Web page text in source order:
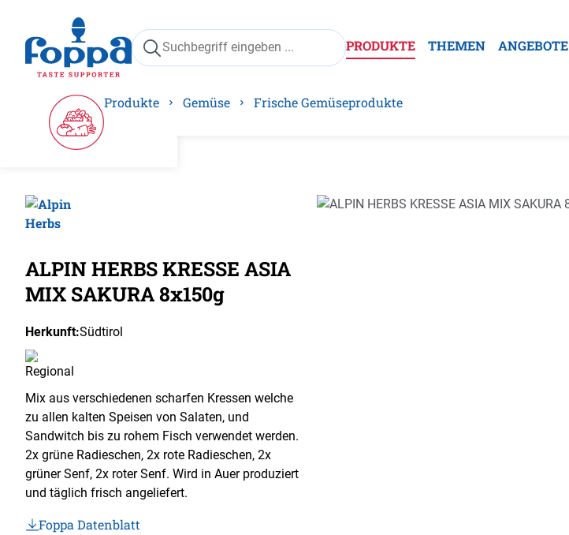
Zur Hauptnavigation springen
PRODUKTE THEMEN ANGEBOTE
Produkte Gemüse Frische Gemüseprodukte
ALPIN HERBS KRESSE ASIA
MIX SAKURA 8x150g
Herkunft:Südtirol
Mix aus verschiedenen scharfen Kressen welche
zu allen kalten Speisen von Salaten, und
Sandwitch bis zu rohem Fisch verwendet werden.
2x grüne Radieschen, 2x rote Radieschen, 2x
grüner Senf, 2x roter Senf. Wird in Auer produziert
und täglich frisch angeliefert.
Foppa Datenblatt
Bildergalerie überspringen